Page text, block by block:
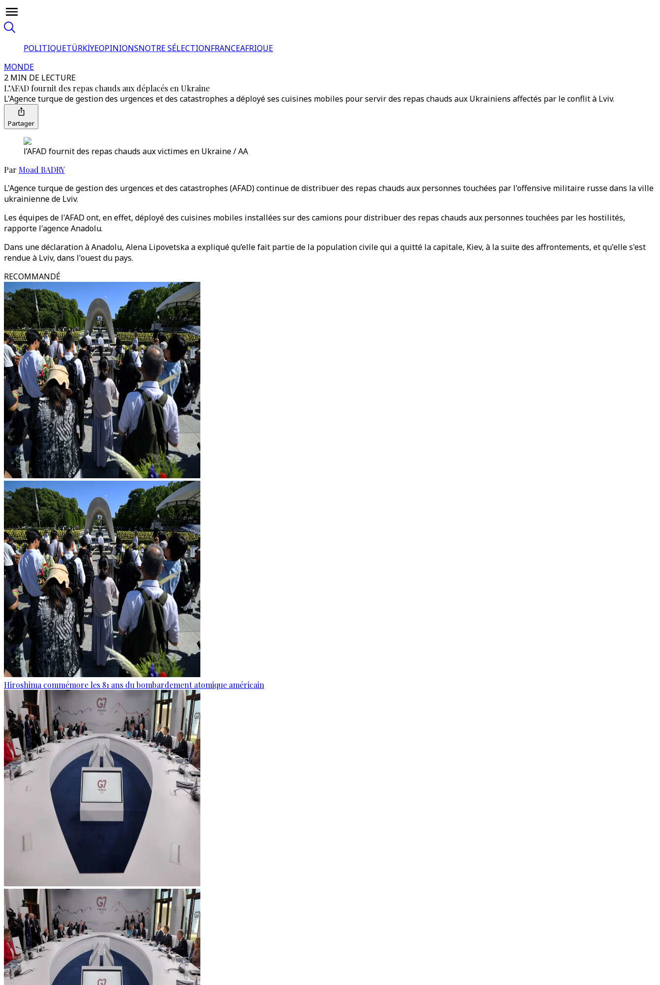
POLITIQUETÜRKİYEOPINIONSNOTRE SÉLECTIONFRANCEAFRIQUE
MONDE
2 MIN DE LECTURE
L’AFAD fournit des repas chauds aux déplacés en Ukraine
L'Agence turque de gestion des urgences et des catastrophes a déployé ses cuisines mobiles pour servir des repas chauds aux Ukrainiens affectés par le conflit à Lviv.
Partager
l’AFAD fournit des repas chauds aux victimes en Ukraine / AA
Par Moad BADRY
L'Agence turque de gestion des urgences et des catastrophes (AFAD) continue de distribuer des repas chauds aux personnes touchées par l'offensive militaire russe dans la ville
ukrainienne de Lviv.
Les équipes de l'AFAD ont, en effet, déployé des cuisines mobiles installées sur des camions pour distribuer des repas chauds aux personnes touchées par les hostilités,
rapporte l'agence Anadolu.
Dans une déclaration à Anadolu, Alena Lipovetska a expliqué qu’elle fait partie de la population civile qui a quitté la capitale, Kiev, à la suite des affrontements, et qu'elle s'est
rendue à Lviv, dans l'ouest du pays.
RECOMMANDÉ
Hiroshima commémore les 81 ans du bombardement atomique américain